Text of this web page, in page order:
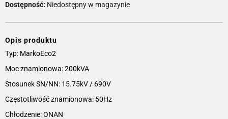
Dostępność: Niedostępny w magazynie
Opis produktu
Typ: MarkoEco2
Moc znamionowa: 200kVA
Stosunek SN/NN: 15.75kV / 690V
Częstotliwość znamionowa: 50Hz
Chłodzenie: ONAN